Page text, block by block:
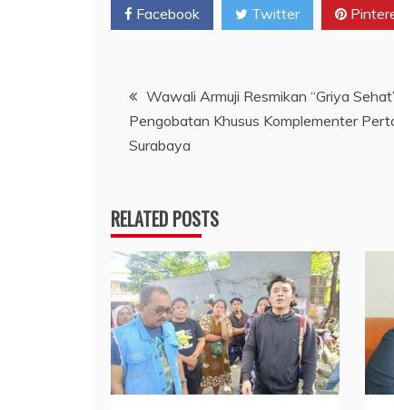
Facebook Twitter
Navigasi
pos
Wawali Armuji Resmikan “Griya
Pengobatan Khusus Komplementer
Surabaya
RELATED POSTS